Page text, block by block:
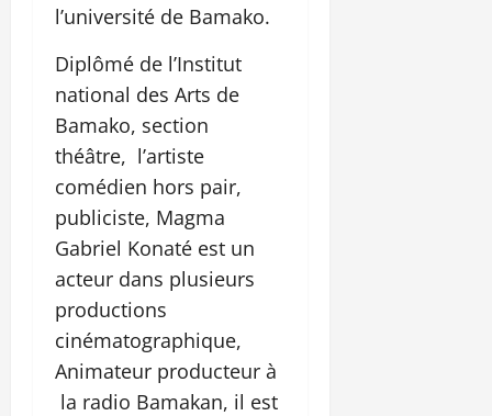
l’université de Bamako.
Diplômé de l’Institut
national des Arts de
Bamako, section
théâtre, l’artiste
comédien hors pair,
publiciste, Magma
Gabriel Konaté est un
acteur dans plusieurs
productions
cinématographique,
Animateur producteur à
la radio Bamakan, il est